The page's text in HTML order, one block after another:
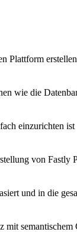
Plattform
wie die
einzurichten ist
von Fastly
und in die
mit semantischem